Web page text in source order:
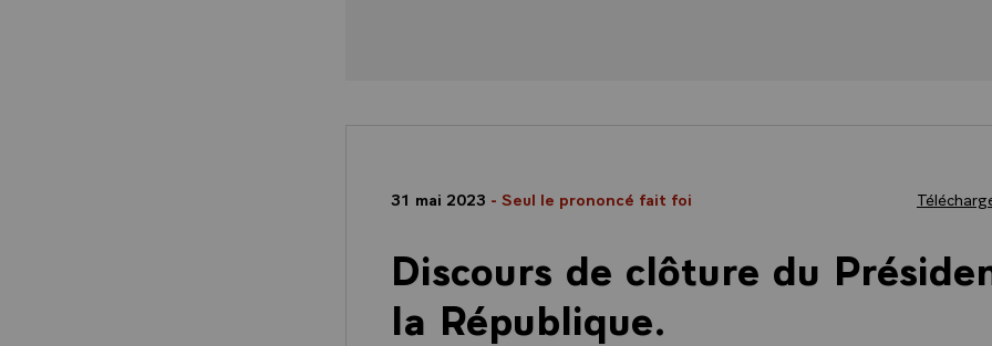
31 mai 2023 - Seul le prononcé fait foi
Discours de clôture du
la République.